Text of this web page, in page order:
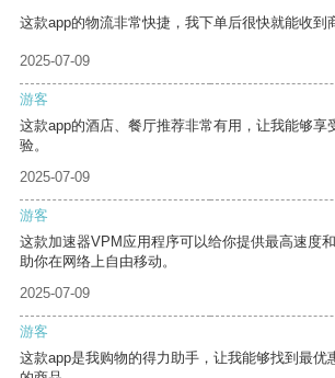
这款app的物流非常快捷，我下单后很快就能收到
2025-07-09
游客
这款app的酒店、餐厅推荐非常有用，让我能够享
验。
2025-07-09
游客
这款加速器VPM应用程序可以给你提供最高速度
助你在网络上自由移动。
2025-07-09
游客
这款app是我购物的得力助手，让我能够找到最优